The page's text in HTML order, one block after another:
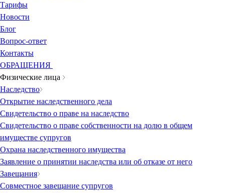
Тарифы
Новости
Блог
Вопрос-ответ
Контакты
ОБРАЩЕНИЯ
Физические лица
Наследство
Открытие наследственного дела
Свидетельство о праве на наследство
Свидетельство о праве собственности на долю в общем
имуществе супругов
Охрана наследственного имущества
Заявление о принятии наследства или об отказе от него
Завещания
Совместное завещание супругов